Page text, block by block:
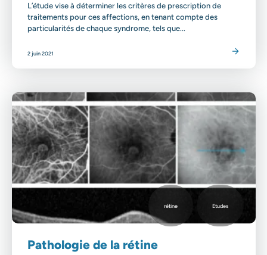
L’étude vise à déterminer les critères de prescription de
traitements pour ces affections, en tenant compte des
particularités de chaque syndrome, tels que...
2 juin 2021
Etudes
rétine
Pathologie de la rétine